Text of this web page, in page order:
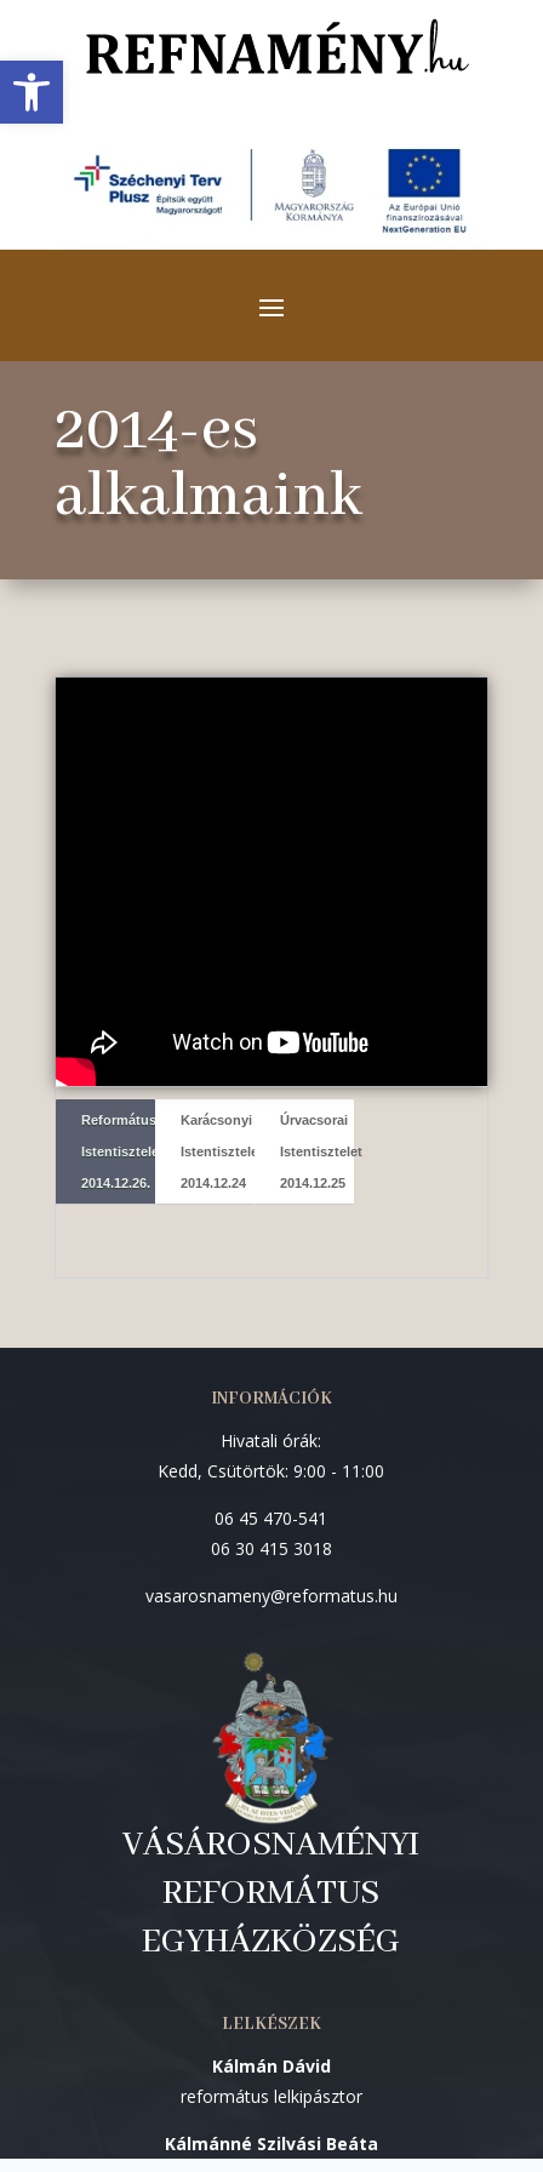
Eszköztár megnyitása
2014-es
alkalmaink
Református
Istentisztelet
2014.12.26.
Karácsonyi
Istentisztelet
2014.12.24
Úrvacsorai
Istentisztelet
2014.12.25
INFORMÁCIÓK
Hivatali órák:
Kedd, Csütörtök: 9:00 - 11:00
06 45 470-541
06 30 415 3018
vasarosnameny@reformatus.hu
VÁSÁROSNAMÉNYI
REFORMÁTUS
EGYHÁZKÖZSÉG
LELKÉSZEK
Kálmán Dávid
református lelkipásztor
Kálmánné Szilvási Beáta